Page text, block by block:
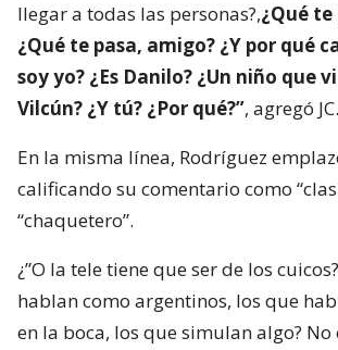
llegar a todas las personas?,¿Qué
¿Qué te pasa, amigo? ¿Y por qué
soy yo? ¿Es Danilo? ¿Un niño que
Vilcún? ¿Y tú? ¿Por qué?”, agregó JC.
En la misma línea, Rodríguez
calificando su comentario como
“chaquetero”.
¿”O la tele tiene que ser de los
hablan como argentinos, los que
en la boca, los que simulan algo? No